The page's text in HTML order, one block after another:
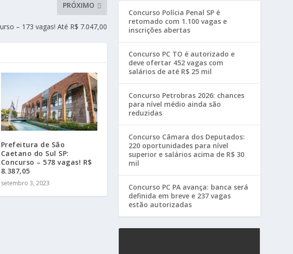
PRÓXIMO
– 173 vagas! Até R$ 7.047,00
Prefeitura de São
Caetano do Sul SP:
Concurso – 578 vagas! R$
8.387,05
setembro 3, 2023
Concurso Polícia Penal SP é
retomado com 1.100 vagas e
inscrições abertas
Concurso PC TO é autorizado e
deve ofertar 452 vagas com
salários de até R$ 25 mil
Concurso Petrobras 2026: chances
para nível médio ainda são
reduzidas
Concurso Câmara dos Deputados:
220 oportunidades para nível
superior e salários acima de R$ 30
mil
Concurso PC PA avança: banca será
definida em breve e 237 vagas
estão autorizadas